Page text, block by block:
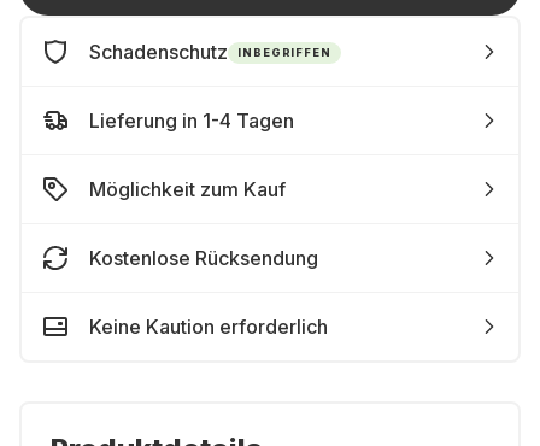
Schadenschutz INBEGRIFFEN
Lieferung in 1-4 Tagen
Möglichkeit zum Kauf
Kostenlose Rücksendung
Keine Kaution erforderlich